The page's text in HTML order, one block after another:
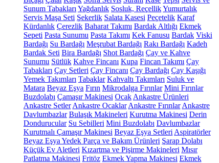
Sunum Tabakları Yağdanlık Sosluk, ReçellikYumurtalık
Servis Maşa Seti Şekerlik Salata Kasesi Peçetelik Karaf
Kürdanlık Çerezlik Baharat Takımı Bardak Altlığı Ekmek
Sepeti Pasta Sunumu Pasta Takımı Kek Fanusu Bardak Viski
Bardağı Su Bardağı Meşrubat Bardağı Rakı Bardağı Kadeh
Bardak Seti Bira Bardağı Shot Bardağı Çay ve Kahve
Sunumu Sütlük Kahve Fincanı Kupa Fincan Takımı Çay
Tabakları Çay Setleri Çay Fincanı Çay Bardağı Çay Kaşığı
Yemek Takımları Tabaklar Kahvaltı Takımları Suluk ve
Matara Beyaz Eşya Fırın Mikrodalga Fırınlar Mini Fırınlar
Buzdolabı Çamaşır Makinesi Ocak Ankastre Ürünleri
Ankastre Setler Ankastre Ocaklar Ankastre Fırınlar Ankastre
Davlumbazlar Bulaşık Makineleri Kurutma Makinesi Derin
Dondurucular Su Sebilleri Mini Buzdolabı Davlumbazlar
Kurutmalı Çamaşır Makinesi Beyaz Eşya Setleri Aspiratörler
Beyaz Eşya Yedek Parça ve Bakım Ürünleri Şarap Dolabı
Küçük Ev Aletleri Kızartma ve Pişirme Makineleri Mısır
Patlatma Makinesi Fritöz Ekmek Yapma Makinesi Ekmek